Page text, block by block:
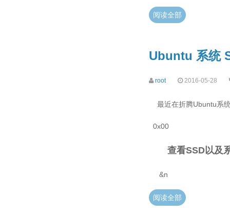
阅读全部
Ubuntu 系统
root 2016-05-28
最近在折腾Ubuntu系
0x00
查看SSD以及
&n
阅读全部